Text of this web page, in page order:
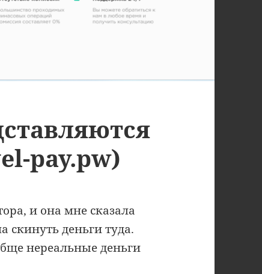
pay.pw)
и она мне сказала
скинуть деньги туда.
нереальные деньги